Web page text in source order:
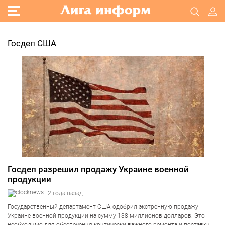
Госдеп США
Госдеп разрешил продажу Украине военной
продукции
2 года назад
Государственный департамент США одобрил экстренную продажу
Украине военной продукции на сумму 138 миллионов долларов. Это